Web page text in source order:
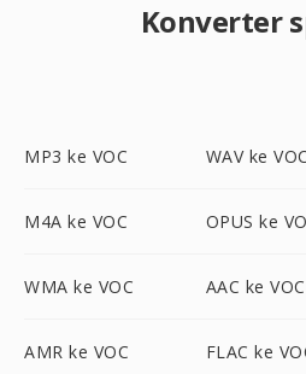
Konverter
MP3 ke VOC WAV ke VOC
M4A ke VOC OPUS ke
WMA ke VOC AAC ke VOC
AMR ke VOC FLAC ke